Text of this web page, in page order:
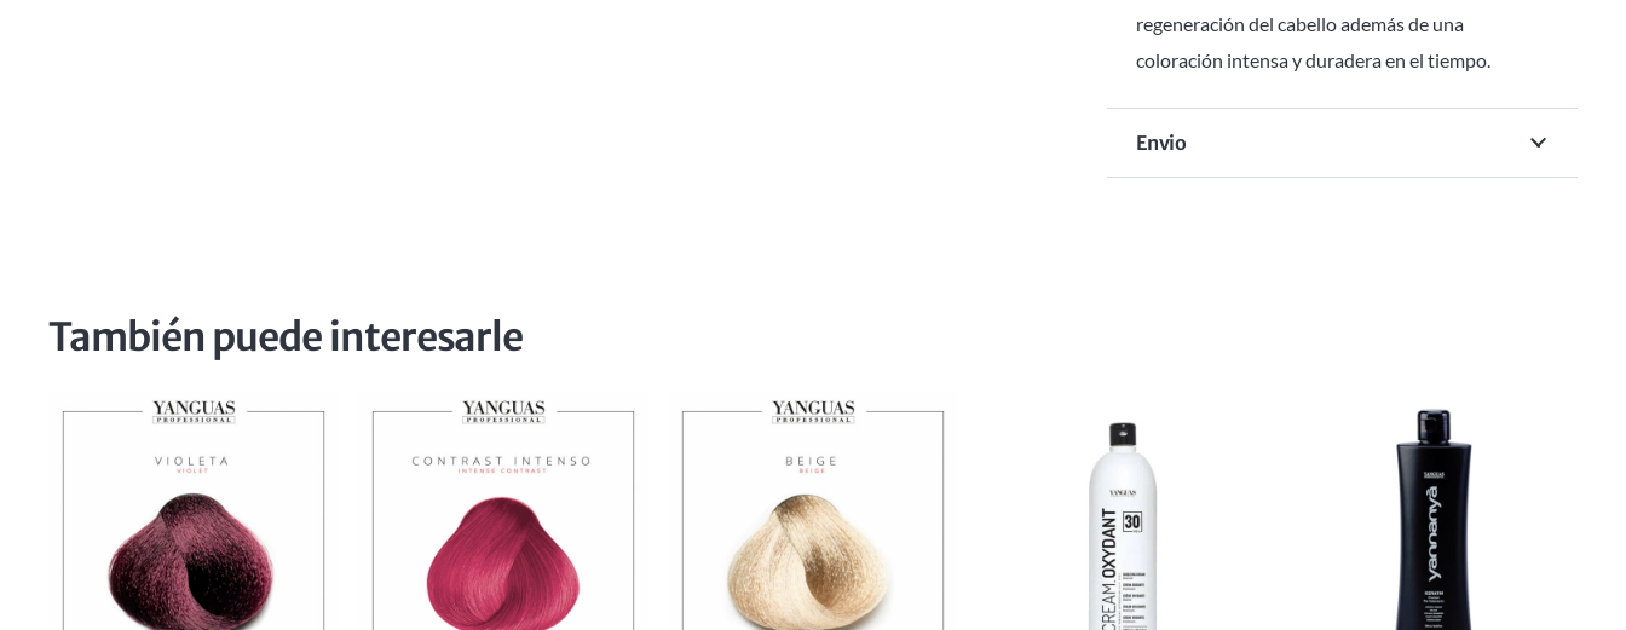
regeneración del cabello además de una
coloración intensa y duradera en el tiempo.
Envio
También puede interesarle